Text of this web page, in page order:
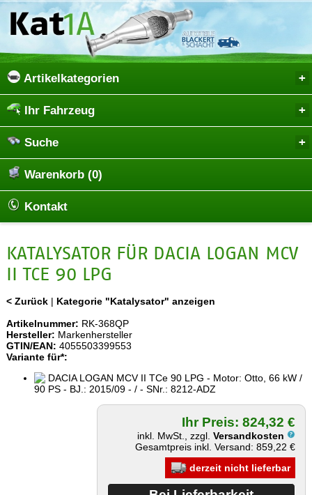
Artikelkategorien
Ihr Fahrzeug
Suche
Warenkorb (0)
Kontakt
KATALYSATOR FÜR DACIA LOGAN MCV
II TCE 90 LPG
< Zurück| Kategorie "Katalysator" anzeigen
Artikelnummer: RK-368QP
Hersteller: Markenhersteller
GTIN/EAN: 4055503399553
Variante für*:
DACIA LOGAN MCV II TCe 90 LPG - Motor: Otto, 66 kW /
90 PS - BJ.: 2015/09 - / - SNr.: 8212-ADZ
Ihr Preis: 824,32 €
inkl. MwSt., zzgl.Versandkosten
Gesamtpreis inkl. Versand: 859,22 €
derzeit nicht lieferbar